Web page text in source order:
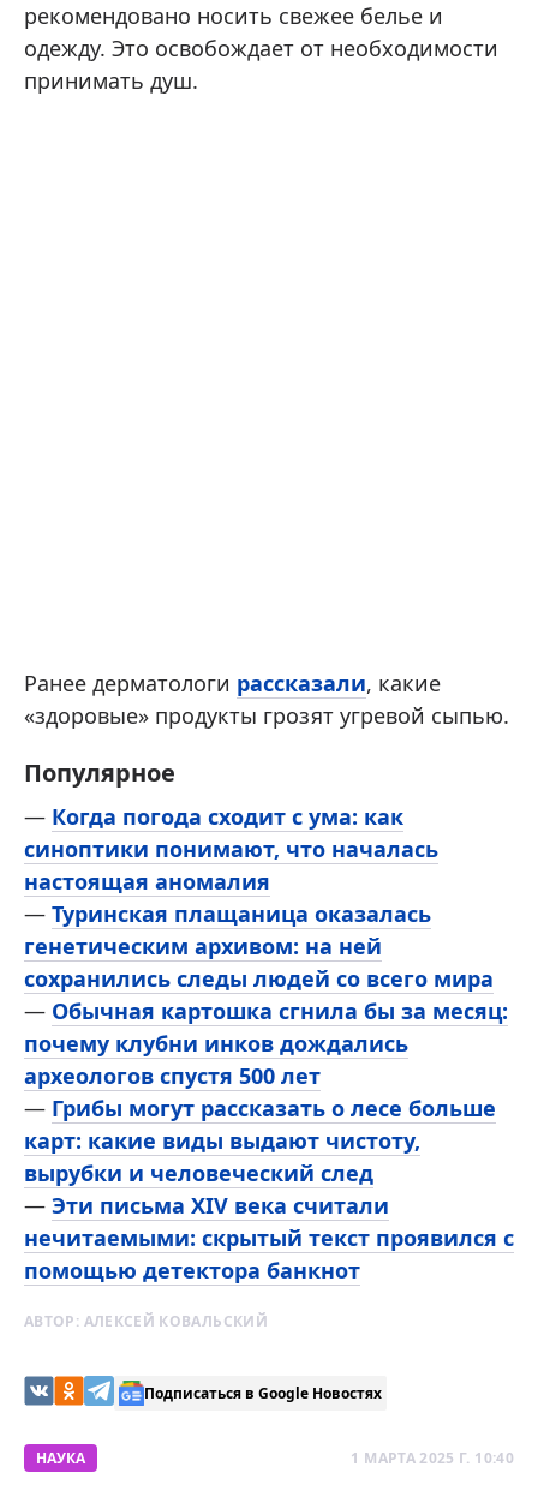
рекомендовано носить свежее белье и
одежду. Это освобождает от необходимости
принимать душ.
Ранее дерматологи рассказали, какие
«здоровые» продукты грозят угревой сыпью.
Популярное
— Когда погода сходит с ума: как
синоптики понимают, что началась
настоящая аномалия
— Туринская плащаница оказалась
генетическим архивом: на ней
сохранились следы людей со всего мира
— Обычная картошка сгнила бы за месяц:
почему клубни инков дождались
археологов спустя 500 лет
— Грибы могут рассказать о лесе больше
карт: какие виды выдают чистоту,
вырубки и человеческий след
— Эти письма XIV века считали
нечитаемыми: скрытый текст проявился с
помощью детектора банкнот
АВТОР: АЛЕКСЕЙ КОВАЛЬСКИЙ
Подписаться в Google Новостях
НАУКА 1 МАРТА 2025 Г. 10:40